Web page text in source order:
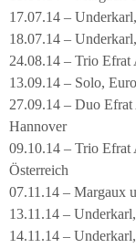
17.07.14 –
18.07.14 –
24.08.14 – Trio
13.09.14 – Solo,
27.09.14 – Duo
Hannover
09.10.14 – Trio
Österreich
07.11.14 – Margaux
13.11.14 –
14.11.14 –